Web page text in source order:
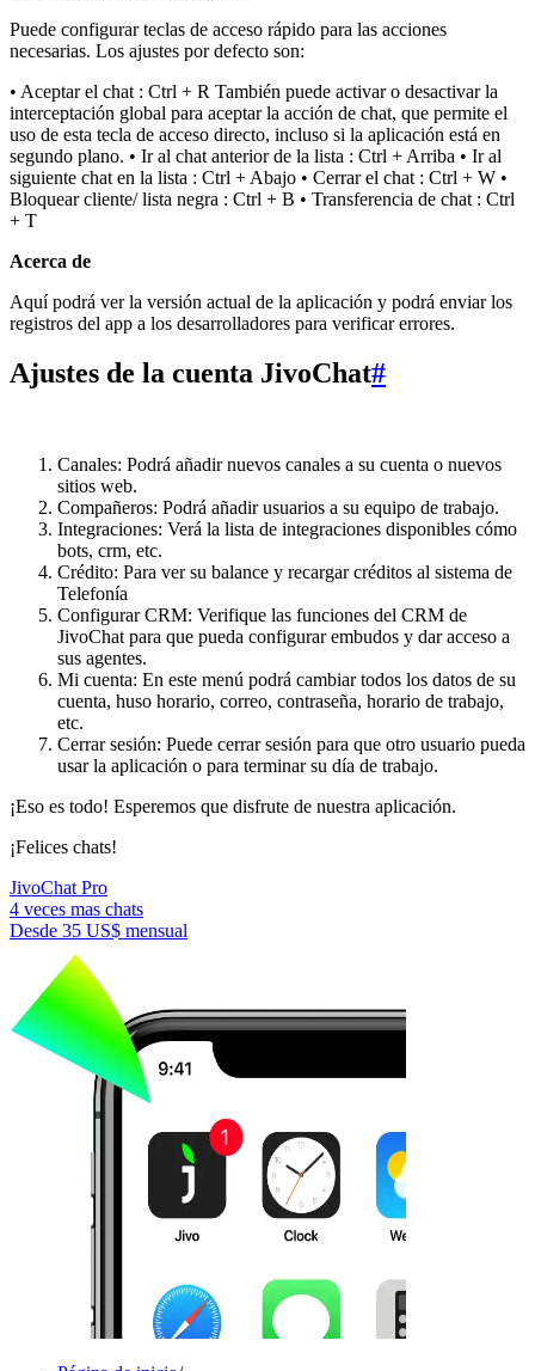
Puede configurar teclas de acceso rápido para las acciones
necesarias. Los ajustes por defecto son:
• Aceptar el chat : Ctrl + R También puede activar o desactivar la
interceptación global para aceptar la acción de chat, que permite el
uso de esta tecla de acceso directo, incluso si la aplicación está en
segundo plano. • Ir al chat anterior de la lista : Ctrl + Arriba • Ir al
siguiente chat en la lista : Ctrl + Abajo • Cerrar el chat : Ctrl + W •
Bloquear cliente/ lista negra : Ctrl + B • Transferencia de chat : Ctrl
+ T
Acerca de
Aquí podrá ver la versión actual de la aplicación y podrá enviar los
registros del app a los desarrolladores para verificar errores.
Ajustes de la cuenta JivoChat#
Canales: Podrá añadir nuevos canales a su cuenta o nuevos
sitios web.
Compañeros: Podrá añadir usuarios a su equipo de trabajo.
Integraciones: Verá la lista de integraciones disponibles cómo
bots, crm, etc.
Crédito: Para ver su balance y recargar créditos al sistema de
Telefonía
Configurar CRM: Verifique las funciones del CRM de
JivoChat para que pueda configurar embudos y dar acceso a
sus agentes.
Mi cuenta: En este menú podrá cambiar todos los datos de su
cuenta, huso horario, correo, contraseña, horario de trabajo,
etc.
Cerrar sesión: Puede cerrar sesión para que otro usuario pueda
usar la aplicación o para terminar su día de trabajo.
¡Eso es todo! Esperemos que disfrute de nuestra aplicación.
¡Felices chats!
JivoChat Pro
4 veces mas chats
Desde 35 US$ mensual